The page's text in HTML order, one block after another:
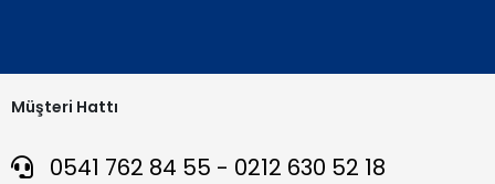
Müşteri Hattı
0541 762 84 55 - 0212 630 52 18